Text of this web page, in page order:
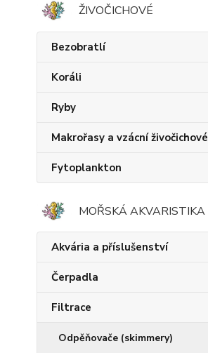
ŽIVOČICHOVÉ
Bezobratlí
Koráli
Ryby
Makrořasy a vzácní živočichové
Fytoplankton
MOŘSKÁ AKVARISTIKA
Akvária a příslušenství
Čerpadla
Filtrace
Odpěňovače (skimmery)